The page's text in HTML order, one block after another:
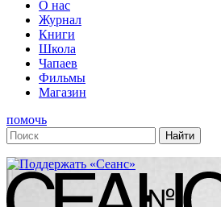
О нас
Журнал
Книги
Школа
Чапаев
Фильмы
Магазин
помочь